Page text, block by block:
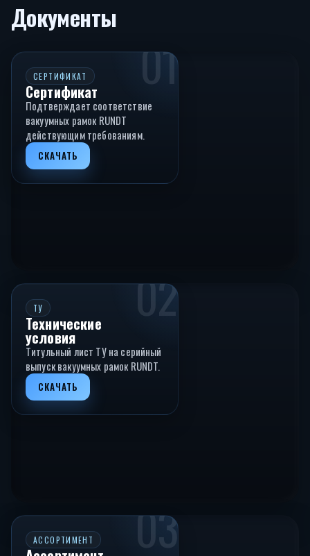
Документы
01
СЕРТИФИКАТ
Сертификат
Подтверждает соответствие
вакуумных рамок RUNDT
действующим требованиям.
СКАЧАТЬ
02
ТУ
Технические
условия
Титульный лист ТУ на серийный
выпуск вакуумных рамок RUNDT.
СКАЧАТЬ
03
АССОРТИМЕНТ